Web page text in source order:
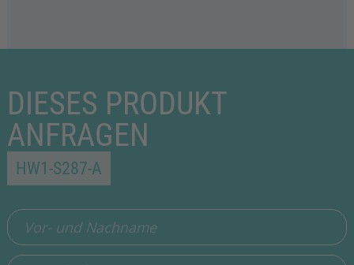
DIESES PRODUKT
ANFRAGEN
HW1-S287-A